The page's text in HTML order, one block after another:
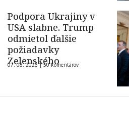
Podpora Ukrajiny v
USA slabne. Trump
odmietol ďalšie
požiadavky
Zelenského
07. 08. 2026 |50 komentárov